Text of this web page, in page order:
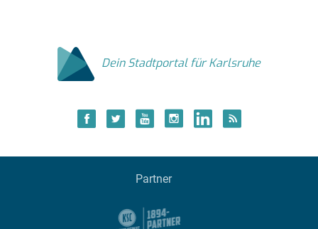
Dein Stadtportal für Karlsruhe
Partner